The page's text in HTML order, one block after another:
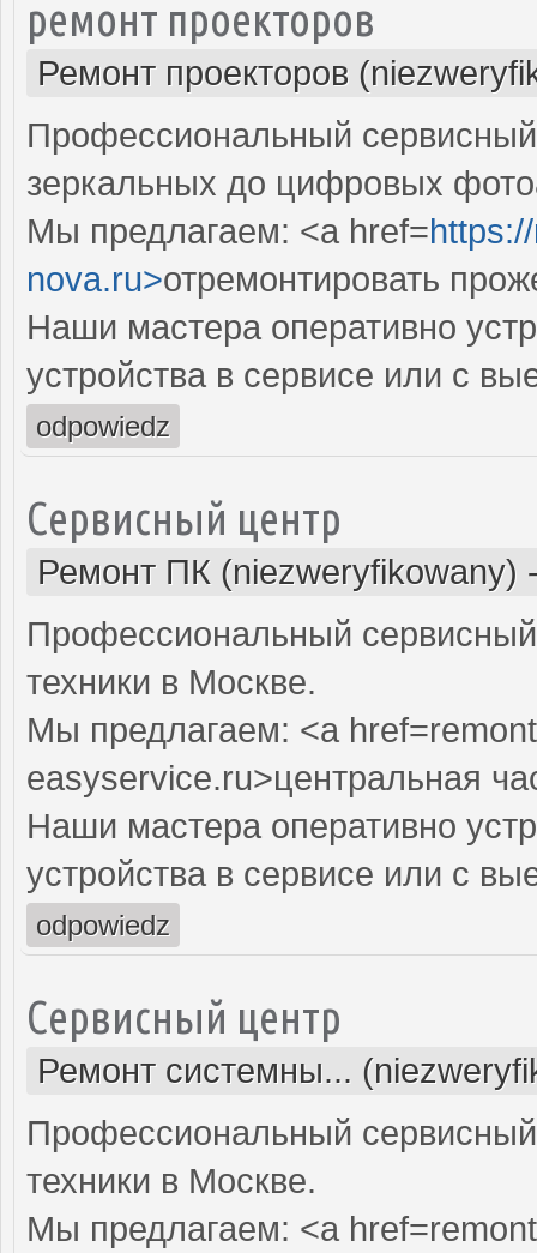
ремонт проекторов
Ремонт проекторов
Профессиональный
зеркальных до цифровых
Мы предлагаем: <a href=
nova.ru>отремонтировать
Наши мастера оперативно
устройства в сервисе или с
odpowiedz
Сервисный центр
Ремонт ПК (niezweryfikowany)
Профессиональный
техники в Москве.
Мы предлагаем: <a
easyservice.ru>центральная
Наши мастера оперативно
устройства в сервисе или с
odpowiedz
Сервисный центр
Ремонт системны...
Профессиональный
техники в Москве.
Мы предлагаем: <a